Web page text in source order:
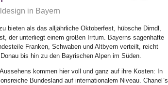
in Bayern
bieten als das alljährliche Oktoberfest, hübsche Dirndl,
der unterliegt einem großen Irrtum. Bayerns sagenhafte
Franken, Schwaben und Altbyern verteilt, reicht
bis hin zu den Bayrischen Alpen im Süden.
kommen hier voll und ganz auf ihre Kosten: In
Bundesland auf internationalem Niveau. Chanel`s